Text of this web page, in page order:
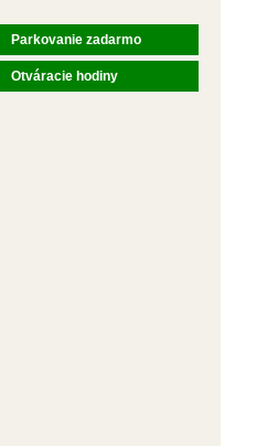
Parkovanie zadarmo
Otváracie hodiny